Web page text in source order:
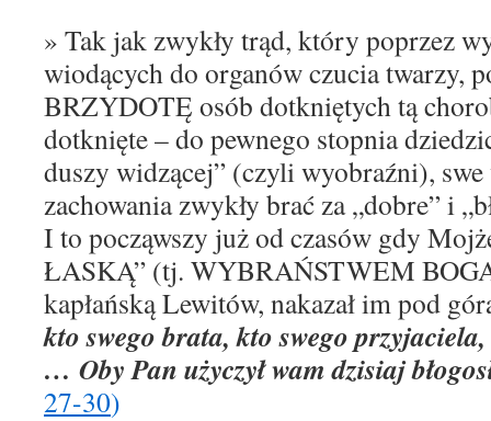
» Tak jak zwykły trąd, który poprzez
wiodących do organów czucia twarzy,
BRZYDOTĘ osób dotkniętych tą
dotknięte – do pewnego stopnia
duszy widzącej” (czyli wyobraźni),
zachowania zwykły brać za „dobre” i
I to począwszy już od czasów gdy
ŁASKĄ” (tj. WYBRAŃSTWEM
kapłańską Lewitów, nakazał im pod
kto swego brata, kto swego
… Oby Pan użyczył wam dzisiaj
27-30)